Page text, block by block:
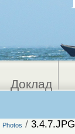
Доклад
Photos / 3.4.7.JPG